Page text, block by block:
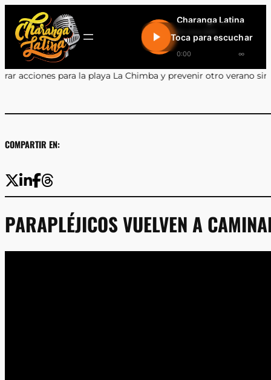
contenido
Charanga Latina
En vivo 24h
0:00 ∞
Toca para escuchar
y prevenir otro verano sin salvavidas •Encuentro y
COMPARTIR EN:
PARAPLÉJICOS VUELVEN A